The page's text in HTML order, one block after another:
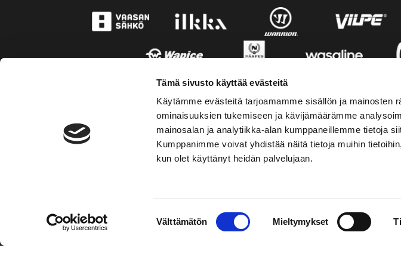
Tämä sivusto käyttää evästeitä
Käytämme evästeitä tarjoamamme sisällön ja mainosten
ominaisuuksien tukemiseen ja kävijämäärämme
mainosalan ja analytiikka-alan kumppaneillemme tietoja
Kumppanimme voivat yhdistää näitä tietoja muihin
kun olet käyttänyt heidän palvelujaan.
Välttämätön Mieltymykset
Hockey-Team Vaasan Sport Oy
KONTAKTINFORMATION
Puh: 02 01 555 600
sportshop@vaasansport.fi